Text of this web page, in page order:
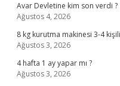
Avar Devletine kim son verdi ?
Ağustos 4, 2026
8 kg kurutma makinesi 3-4
Ağustos 3, 2026
4 hafta 1 ay yapar mı ?
Ağustos 3, 2026